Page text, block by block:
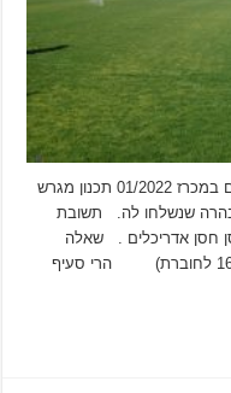
30.1.2022 לכבוד: המציעים המשתתפים במכרז 01/2022 תכנון מגרש
שנשלחו לה. תשובת
חסן אדריכלים . שאלה
מיקום במכרז פירוט 1 בסעיף 6 +7 (עמוד 16 לחוברת) הרי סעיף